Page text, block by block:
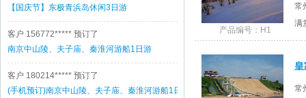
客户 156772*****预订了
南京中山陵、夫子庙、秦淮河游船1日游
客户 180214*****预订了
(手机预订)南京中山陵、夫子庙、秦淮河游船1日
游
产品编号：H1
常
满
常